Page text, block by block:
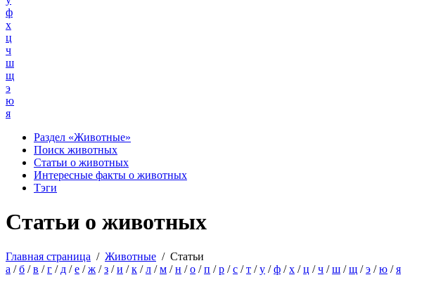
ф
х
ц
ч
ш
щ
э
ю
я
Раздел «Животные»
Поиск животных
Статьи о животных
Интересные факты о животных
Тэги
Статьи о животных
Главная страница / Животные / Статьи
а /б /в /г / д /е /ж /з /и /к /л /м /н /о /п /р /с /т /у /ф /х /ц /ч /ш /щ /э /ю /я